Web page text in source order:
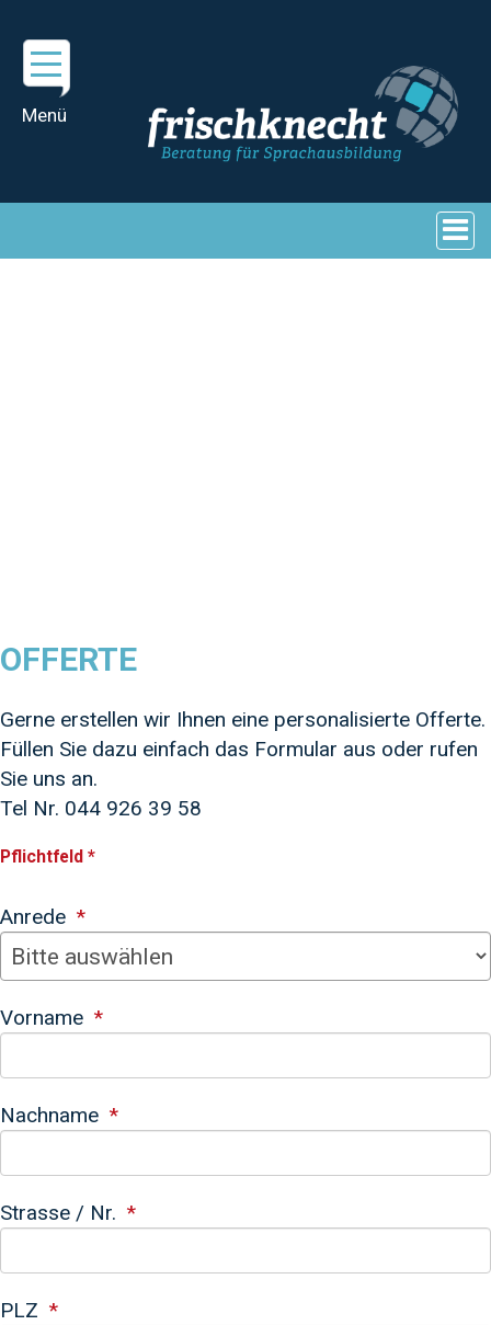
OFFERTE
Gerne erstellen wir Ihnen eine personalisierte Offerte.
Füllen Sie dazu einfach das Formular aus oder rufen
Sie uns an.
Tel Nr. 044 926 39 58
Pflichtfeld *
Anrede
Vorname
Nachname
Strasse / Nr.
PLZ